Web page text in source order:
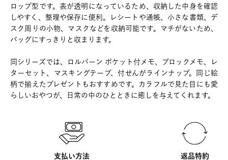
ロップ型です。表が透明になっているため、収納した中身を確認
しやすく、整理や保存に便利。レシートや通帳、小さな書類、デ
スク周りの小物、マスクなどを収納可能です。マチがないため、
バッグにすっきりと収まります。
同シリーズでは、ロルバーン ポケット付メモ、ブロックメモ、レ
ターセット、マスキングテープ、付せんがラインナップ。同じ絵
柄で揃えたプレゼントもおすすめです。カラフルで見た目にも愛
らしいおやつが、日常の中のひとときに癒しを与えてくれます。
支払い方法 返品特約